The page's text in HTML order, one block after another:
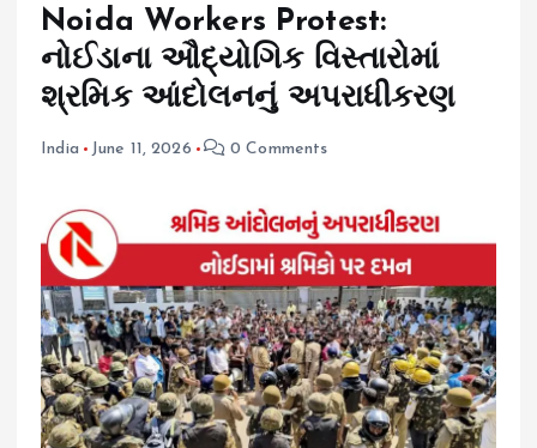
Noida Workers Protest:
નોઈડાના ઔદ્યોગિક વિસ્તારોમાં
શ્રમિક આંદોલનનું અપરાધીકરણ
India June 11, 2026 0 Comments